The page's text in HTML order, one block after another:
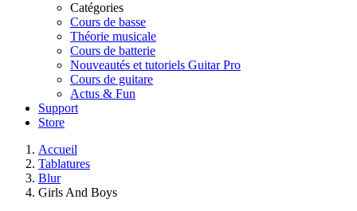
Catégories
Cours de basse
Théorie musicale
Cours de batterie
Nouveautés et tutoriels Guitar Pro
Cours de guitare
Actus & Fun
Support
Store
Accueil
Tablatures
Blur
Girls And Boys